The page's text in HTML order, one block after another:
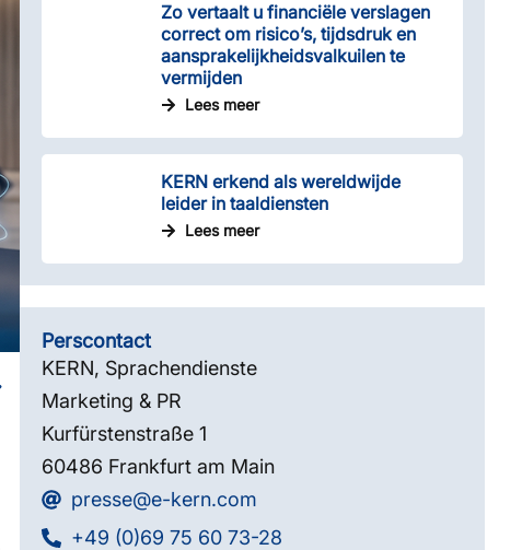
Zo vertaalt u financiële verslagen
correct om risico’s, tijdsdruk en
aansprakelijkheidsvalkuilen te
vermijden
Lees meer
KERN erkend als wereldwijde
leider in taaldiensten
Lees meer
Perscontact
KERN, Sprachendienste
Marketing & PR
Kurfürstenstraße 1
60486 Frankfurt am Main
presse@e-kern.com
+49 (0)69 75 60 73-28